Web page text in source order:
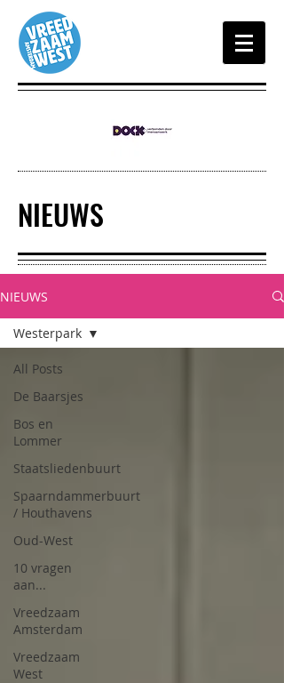
NIEUWS
NIEUWS
All Posts
De Baarsjes
Bos en
Lommer
Staatsliedenbuurt
Spaarndammerbuurt
/ Houthavens
Oud-West
10 vragen
aan...
Vreedzaam
Amsterdam
Vreedzaam
West
Westerpark